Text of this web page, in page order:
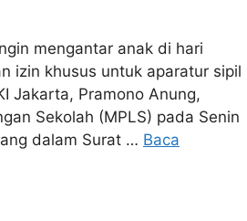
mengantar anak di hari
izin khusus untuk aparatur sipil
Jakarta, Pramono Anung,
Sekolah (MPLS) pada Senin
dalam Surat … Baca